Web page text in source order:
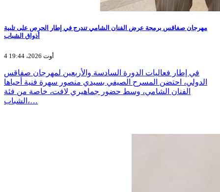
مهرجان صفاقس برمجة عرض الفنان الشامي تندرج في إطار الحرص على تلبية
أذواق الشباب
4 أوت 2026، 19:44
في إطار فعاليات الدورة السادسة والأربعين لمهرجان صفاقس
الدولي، احتضن المسرح الصيفي بسيدي منصور سهرة فنية أحياها
الفنان الشامي، وسط حضور جماهيري لافت، خاصة من فئة
الشباب،…